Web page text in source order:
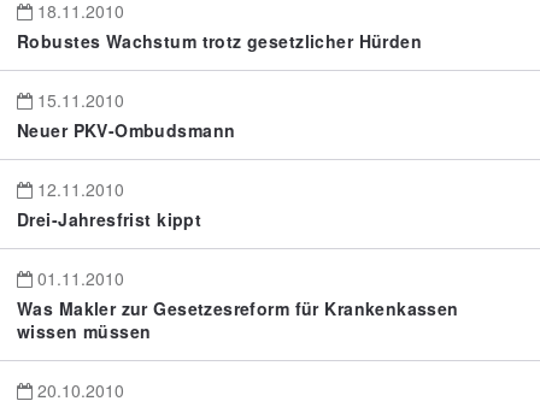
18.11.2010
Robustes Wachstum trotz gesetzlicher Hürden
15.11.2010
Neuer PKV-Ombudsmann
12.11.2010
Drei-Jahresfrist kippt
01.11.2010
Was Makler zur Gesetzesreform für Krankenkassen
wissen müssen
20.10.2010